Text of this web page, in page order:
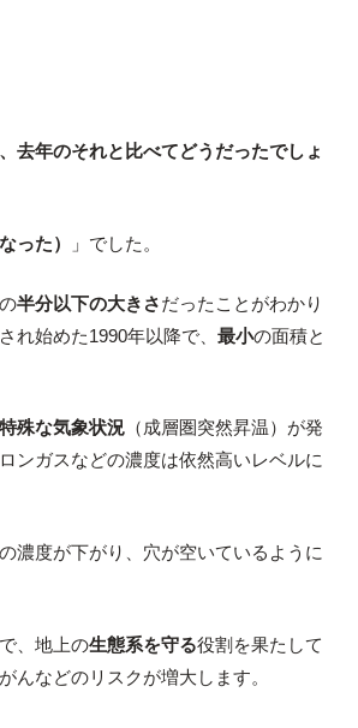
去年のそれと比べてどうだったでしょ
った） 」でした。
半分以下の大きさだったことがわかり
れ始めた1990年以降で、最小の面積と
特殊な気象状況 （成層圏突然昇温）が発
ンガスなどの濃度は依然高いレベルに
の濃度が下がり、穴が空いているように
、地上の生態系を守る役割を果たして
んなどのリスクが増大します。